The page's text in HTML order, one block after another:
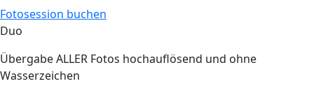
Fotosession buchen
Duo
ÜbergabeALLER Fotos hochauflösend und ohne
Wasserzeichen